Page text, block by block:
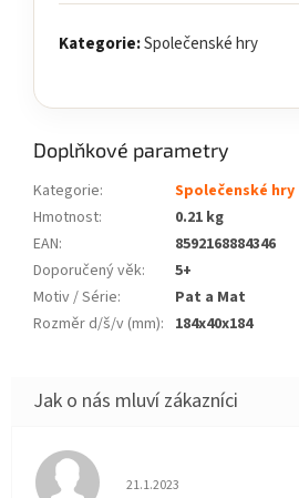
Kategorie:Společenské hry
Doplňkové parametry
Kategorie:
Společenské hry
Hmotnost:
0.21 kg
EAN:
8592168884346
Doporučený věk:
5+
Motiv / Série:
Pat a Mat
Rozměr d/š/v (mm): 184x40x184
Hodnocení obchodu je 5 z
21.1.2023